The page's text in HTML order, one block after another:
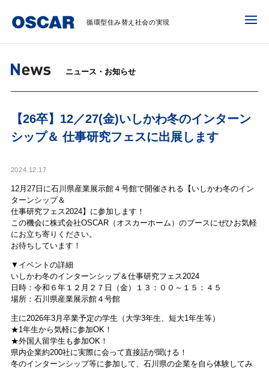
循環型住み替え社会の実現
ニュース・お知らせ
【26卒】12／27(金)いしかわ冬のインターン
シップ＆ 仕事研究フェスに出展します
2024.12.17
12月27日に石川県産業展示館４号館で開催される【いしかわ冬のイン
ターンシップ＆
仕事研究フェス2024】に参加します！
この機会に株式会社OSCAR（オスカーホーム）のブースにぜひお気軽
にお立ち寄りください。
お待ちしています！
▼イベントの詳細
いしかわ冬のインターンシップ＆仕事研究フェス2024
日時：令和６年１２月２７日（金）１３：００～１５：４５
場所：石川県産業展示館４号館
主に2026年3月卒業予定の学生（大学3年生、短大1年生等）
★1年生から気軽に参加OK！
★外国人留学生も参加OK！
県内企業約200社に実際に会って直接話が聞ける！
冬のインターンシップ等に参加して、石川県の企業を自ら体験してみ